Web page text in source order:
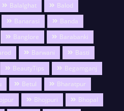
Balalghat
Balod
Banarasi
Banda
Banglore
Barabanki
Barwani
Basti
BeautyTips
Begamganj
Betul
Bharatpur
Bhojpuri
Bhopal